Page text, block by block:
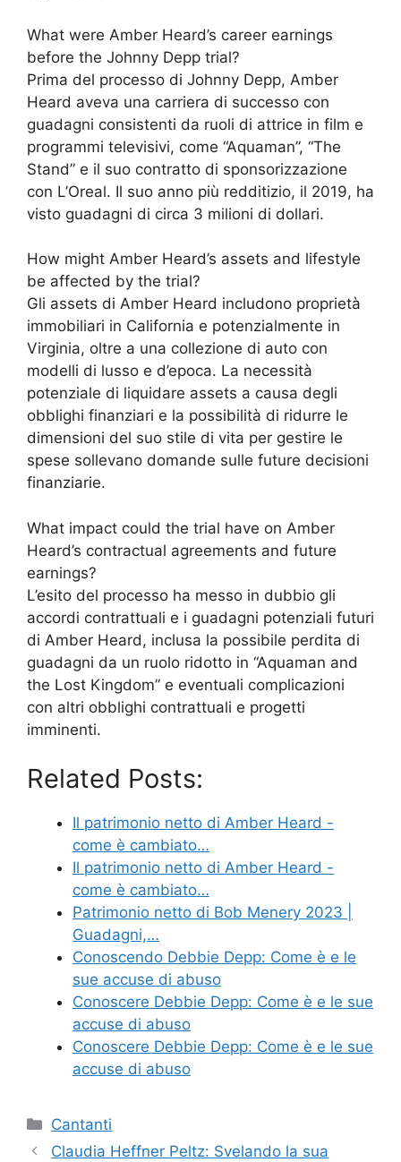
What were Amber Heard’s career earnings
before the Johnny Depp trial?
Prima del processo di Johnny Depp, Amber
Heard aveva una carriera di successo con
guadagni consistenti da ruoli di attrice in film e
programmi televisivi, come “Aquaman”, “The
Stand” e il suo contratto di sponsorizzazione
con L’Oreal. Il suo anno più redditizio, il 2019, ha
visto guadagni di circa 3 milioni di dollari.
How might Amber Heard’s assets and lifestyle
be affected by the trial?
Gli assets di Amber Heard includono proprietà
immobiliari in California e potenzialmente in
Virginia, oltre a una collezione di auto con
modelli di lusso e d’epoca. La necessità
potenziale di liquidare assets a causa degli
obblighi finanziari e la possibilità di ridurre le
dimensioni del suo stile di vita per gestire le
spese sollevano domande sulle future decisioni
finanziarie.
What impact could the trial have on Amber
Heard’s contractual agreements and future
earnings?
L’esito del processo ha messo in dubbio gli
accordi contrattuali e i guadagni potenziali futuri
di Amber Heard, inclusa la possibile perdita di
guadagni da un ruolo ridotto in “Aquaman and
the Lost Kingdom” e eventuali complicazioni
con altri obblighi contrattuali e progetti
imminenti.
Related Posts:
Il patrimonio netto di Amber Heard -
come è cambiato…
Il patrimonio netto di Amber Heard -
come è cambiato…
Patrimonio netto di Bob Menery 2023 |
Guadagni,…
Conoscendo Debbie Depp: Come è e le
sue accuse di abuso
Conoscere Debbie Depp: Come è e le sue
accuse di abuso
Conoscere Debbie Depp: Come è e le sue
accuse di abuso
Categories
Cantanti
Claudia Heffner Peltz: Svelando la sua